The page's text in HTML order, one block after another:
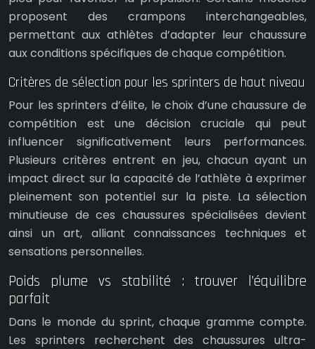
proposent des crampons interchangeables,
permettant aux athlètes d’adapter leur chaussure
aux conditions spécifiques de chaque compétition.
Critères de sélection pour les sprinters de haut niveau
Pour les sprinters d’élite, le choix d’une chaussure de
compétition est une décision cruciale qui peut
influencer significativement leurs performances.
Plusieurs critères entrent en jeu, chacun ayant un
impact direct sur la capacité de l’athlète à exprimer
pleinement son potentiel sur la piste. La sélection
minutieuse de ces chaussures spécialisées devient
ainsi un art, alliant connaissances techniques et
sensations personnelles.
Poids plume vs stabilité : trouver l’équilibre
parfait
Dans le monde du sprint, chaque gramme compte.
Les sprinters recherchent des chaussures ultra-